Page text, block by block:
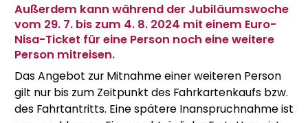
Außerdem kann während der Jubiläumswoche
vom 29. 7. bis zum 4. 8. 2024 mit einem Euro-
Nisa-Ticket für eine Person noch eine weitere
Person mitreisen.
Das Angebot zur Mitnahme einer weiteren Person
gilt nur bis zum Zeitpunkt des Fahrkartenkaufs bzw.
des Fahrtantritts. Eine spätere Inanspruchnahme ist